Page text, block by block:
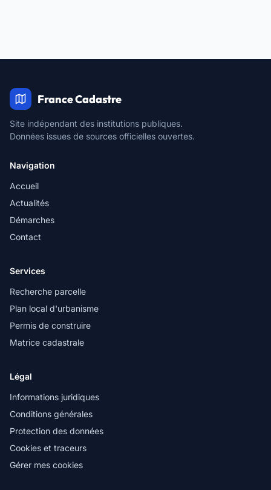
France Cadastre
Site indépendant des institutions publiques.
Données issues de sources officielles ouvertes.
Navigation
Accueil
Actualités
Démarches
Contact
Services
Recherche parcelle
Plan local d'urbanisme
Permis de construire
Matrice cadastrale
Légal
Informations juridiques
Conditions générales
Protection des données
Cookies et traceurs
Gérer mes cookies